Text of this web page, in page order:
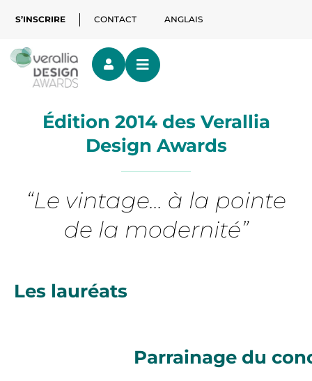
S’INSCRIRE CONTACT ANGLAIS
Édition 2014 des Verallia
Design Awards
“Le vintage... à la pointe
de la modernité”
Les lauréats
Parrainage du